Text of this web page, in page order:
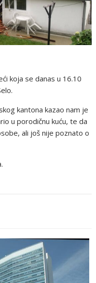
koja se danas u 16.10
kantona kazao nam je
u porodičnu kuću, te da
ali još nije poznato o